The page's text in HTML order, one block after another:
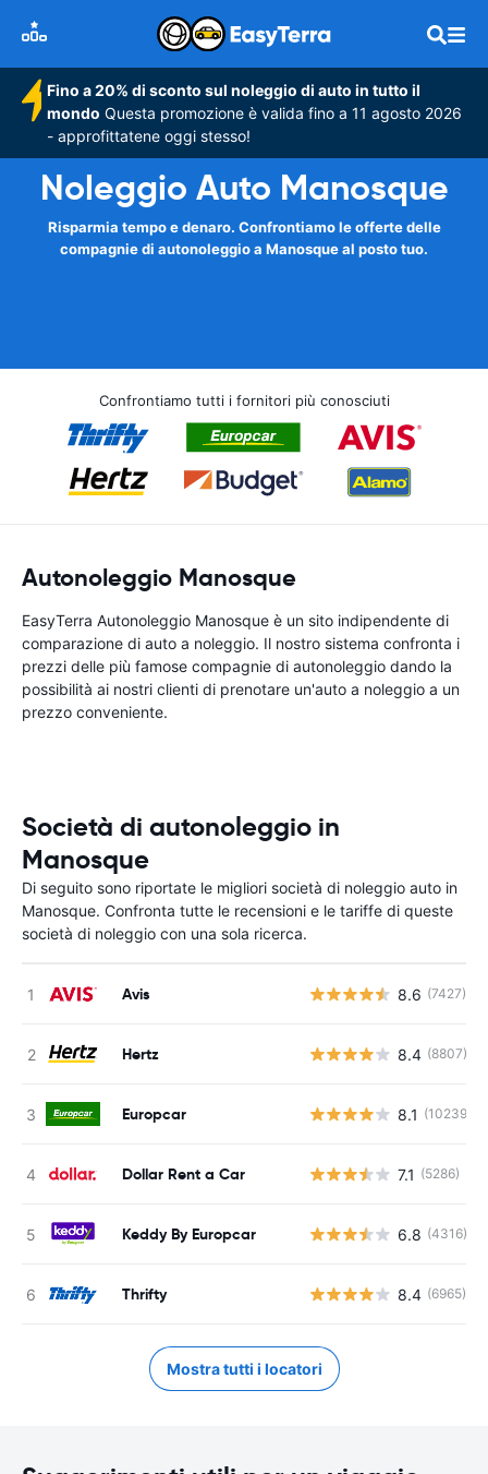
Fino a 20% di sconto sul noleggio di auto in tutto il
mondo Questa promozione è valida fino a 11 agosto 2026
- approfittatene oggi stesso!
Noleggio Auto Manosque
Risparmia tempo e denaro. Confrontiamo le offerte delle
compagnie di autonoleggio a Manosque al posto tuo.
Confrontiamo tutti i fornitori più conosciuti
Autonoleggio Manosque
EasyTerra Autonoleggio Manosque è un sito indipendente di
comparazione di auto a noleggio. Il nostro sistema confronta i
prezzi delle più famose compagnie di autonoleggio dando la
possibilità ai nostri clienti di prenotare un'auto a noleggio a un
prezzo conveniente.
Società di autonoleggio in
Manosque
Di seguito sono riportate le migliori società di noleggio auto in
Manosque. Confronta tutte le recensioni e le tariffe di queste
società di noleggio con una sola ricerca.
Avis 8.6 (7427)
Hertz 8.4 (8807)
Europcar 8.1 (10239)
Dollar Rent a Car 7.1 (5286)
Keddy By Europcar 6.8 (4316)
Thrifty 8.4 (6965)
Mostra tutti i locatori